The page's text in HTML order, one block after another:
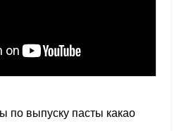
выпуску пасты какао